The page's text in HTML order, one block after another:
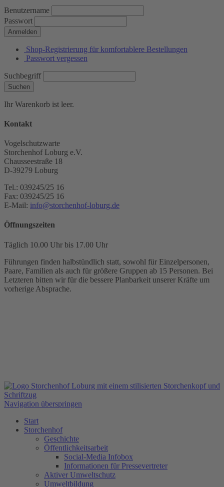
Benutzername
Passwort
Anmelden
Shop-Registrierung für komfortablere Bestellungen
Passwort vergessen
Suchbegriff
Suchen
Ihr Warenkorb ist leer.
Kontakt
Vogelschutzwarte
Storchenhof Loburg e.V.
Chausseestraße 18
D-39279 Loburg
Tel.: 039245/25 16
Fax: 039245/25 16
E-Mail: info@storchenhof-loburg.de
Öffnungszeiten
Täglich 10.00 Uhr bis 17.00 Uhr
Führungen finden halbstündlich statt, sowohl für Einzelpersonen,
Paare, Familien als auch für größere Gruppen ab 15 Personen. Bei
Letzteren bitten wir für die bessere Planbarkeit unserer Kräfte um
vorherige Absprache.
Navigation überspringen
Start
Storchenhof
Geschichte
Öffentlichkeitsarbeit
Social-Media Infobox
Informationen für Pressevertreter
Aktiver Umweltschutz
Umweltbildung